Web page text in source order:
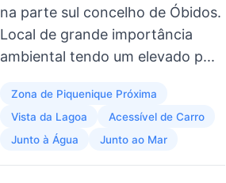
na parte sul concelho de Óbidos.
Local de grande importância
ambiental tendo um elevado p...
Zona de Piquenique Próxima
Vista da Lagoa
Acessível de Carro
Junto à Água
Junto ao Mar